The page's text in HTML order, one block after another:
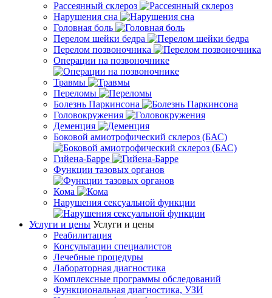
Рассеянный склероз
Нарушения сна
Головная боль
Перелом шейки бедра
Перелом позвоночника
Операции на позвоночнике
Травмы
Переломы
Болезнь Паркинсона
Головокружения
Деменция
Боковой амиотрофический склероз (БАС)
Гийена-Барре
Функции тазовых органов
Кома
Нарушения сексуальной функции
Услуги и цены Услуги и цены
Реабилитация
Консультации специалистов
Лечебные процедуры
Лабораторная диагностика
Комплексные программы обследований
Функциональная диагностика, УЗИ